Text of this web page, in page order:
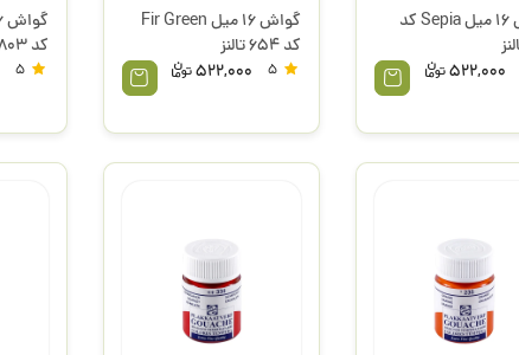
گواش 16 میل Sepia کد
522,000
گواش 16 میل Fir Green
کد 654 تالنز
522,000
کد 803 تالنز
5